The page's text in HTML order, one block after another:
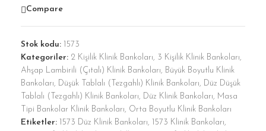
Compare
Stok kodu: 1573
Kategoriler: 2 Kişilik Klinik Bankoları, 3 Kişilik Klinik Bankoları,
Ahşap Lambirili (Çıtalı) Klinik Bankoları, Büyük Boyutlu Klinik
Bankoları, Düşük Tablalı (Tezgahlı) Klinik Bankoları, Düz Düşük
Tablalı (Tezgahlı) Klinik Bankoları, Düz Klinik Bankoları, Masa
Tipi Bankolar Klinik Bankoları, Orta Boyutlu Klinik Bankoları
Etiketler: 1573 Düz Klinik Bankoları, 1573 Klinik Bankoları,